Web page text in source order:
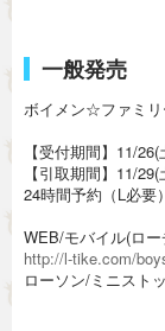
一般発売
ボイメン☆ファミ
【受付期間】11/26(
【引取期間】11/29(
24時間予約（L
WEB/モバイル(
http://l-tike.com/
ローソン/ミニスト